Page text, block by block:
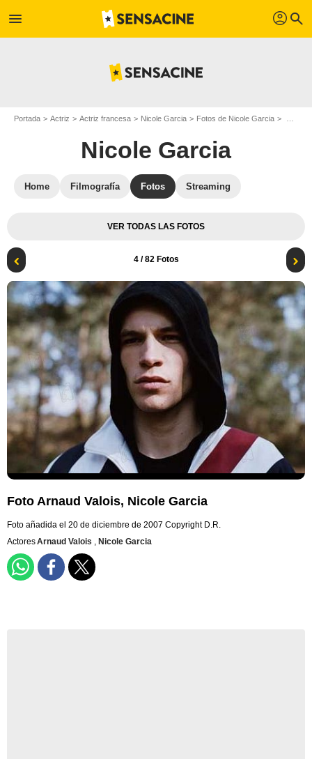
menu profil search
Portada Actriz Actriz francesa Nicole Garcia Fotos de Nicole Garcia
Nicole Garcia
Home Filmografía Fotos Streaming
VER TODAS LAS FOTOS
4/ 82 Fotos
Foto Arnaud Valois, Nicole Garcia
Foto añadida el 20 de diciembre de 2007 Copyright D.R.
ActoresArnaud Valois , Nicole Garcia